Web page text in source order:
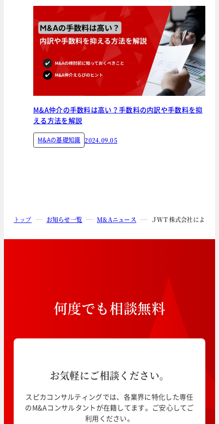
M&A仲介の手数料は高い？手数料の内訳や手数料を抑
える方法を解説
M&Aの基礎知識 2024.09.05
トップ お知らせ一覧 M&Aニュース ＪＷＴ株式会社による
何度でも相談無料
お気軽にご相談ください。
スピカコンサルティングでは、各業界に特化した専任
のM&Aコンサルタントが在籍してます。ご安心してご
利用ください。